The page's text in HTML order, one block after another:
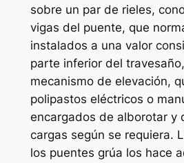
sobre un par de rieles,
vigas del puente, que
instalados a una valor
parte inferior del
mecanismo de elevación,
polipastos eléctricos o
encargados de alborotar y
cargas según se requiera.
los puentes grúa los hace